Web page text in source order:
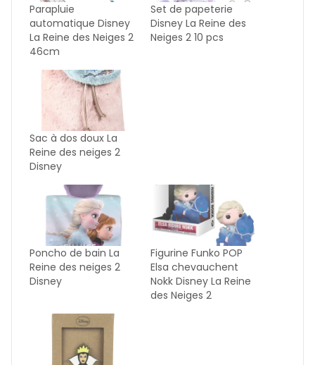
Parapluie
automatique Disney
La Reine des Neiges 2
46cm
Set de papeterie
Disney La Reine des
Neiges 2 10 pcs
Sac à dos doux La
Reine des neiges 2
Disney
Poncho de bain La
Reine des neiges 2
Disney
Figurine Funko POP
Elsa chevauchent
Nokk Disney La Reine
des Neiges 2